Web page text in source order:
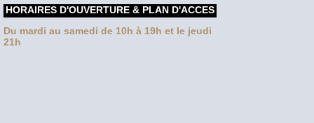
HORAIRES D'OUVERTURE & PLAN D'ACCES
Du mardi au samedi de 10h à 19h et le jeudi
21h